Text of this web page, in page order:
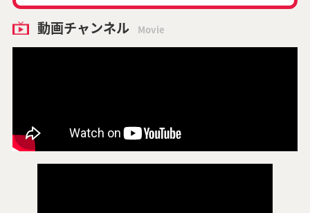
動画チャンネル Movie